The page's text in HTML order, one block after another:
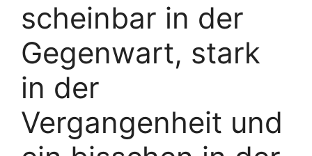
scheinbar in der
Gegenwart, stark
in der
Vergangenheit und